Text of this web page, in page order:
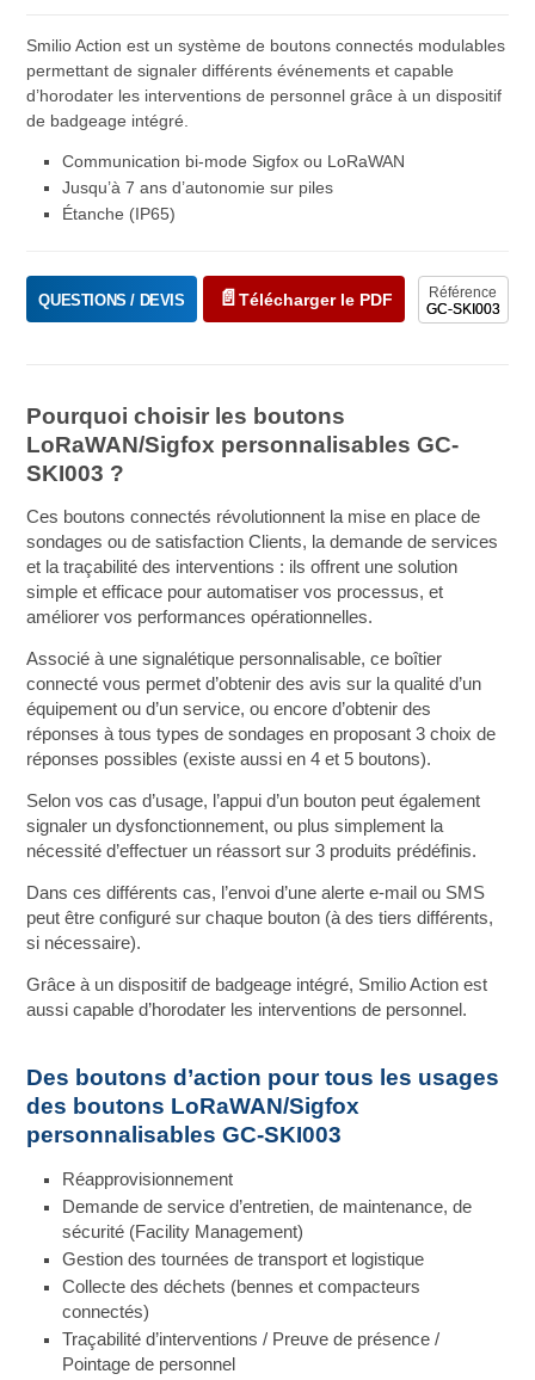
Smilio Action est un système de boutons connectés modulables
permettant de signaler différents événements et capable
d’horodater les interventions de personnel grâce à un dispositif
de badgeage intégré.
Communication bi-mode Sigfox ou LoRaWAN
Jusqu’à 7 ans d’autonomie sur piles
Étanche (IP65)
Référence
GC-SKI003
QUESTIONS / DEVIS Télécharger le PDF
Pourquoi choisir les boutons
LoRaWAN/Sigfox personnalisables GC-
SKI003 ?
Ces boutons connectés révolutionnent la mise en place de
sondages ou de satisfaction Clients, la demande de services
et la traçabilité des interventions : ils offrent une solution
simple et efficace pour automatiser vos processus, et
améliorer vos performances opérationnelles.
Associé à une signalétique personnalisable, ce boîtier
connecté vous permet d’obtenir des avis sur la qualité d’un
équipement ou d’un service, ou encore d’obtenir des
réponses à tous types de sondages en proposant 3 choix de
réponses possibles (existe aussi en 4 et 5 boutons).
Selon vos cas d’usage, l’appui d’un bouton peut également
signaler un dysfonctionnement, ou plus simplement la
nécessité d’effectuer un réassort sur 3 produits prédéfinis.
Dans ces différents cas, l’envoi d’une alerte e-mail ou SMS
peut être configuré sur chaque bouton (à des tiers différents,
si nécessaire).
Grâce à un dispositif de badgeage intégré, Smilio Action est
aussi capable d’horodater les interventions de personnel.
Des boutons d’action pour tous les usages
des boutons LoRaWAN/Sigfox
personnalisables GC-SKI003
Réapprovisionnement
Demande de service d’entretien, de maintenance, de
sécurité (Facility Management)
Gestion des tournées de transport et logistique
Collecte des déchets (bennes et compacteurs
connectés)
Traçabilité d’interventions / Preuve de présence /
Pointage de personnel